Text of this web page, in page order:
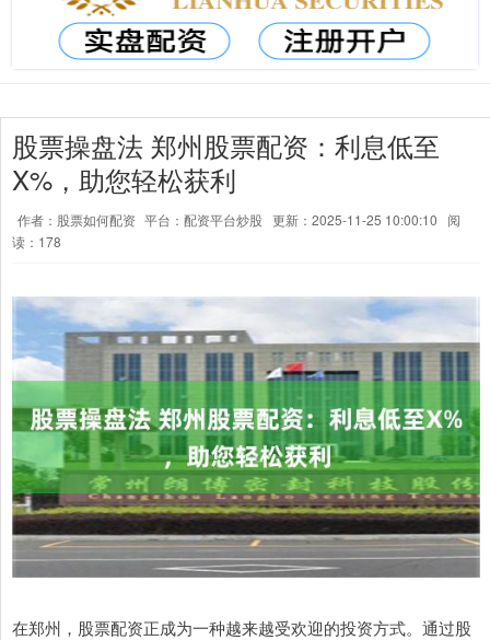
股票操盘法 郑州股票配资：利息低至
X%，助您轻松获利
作者：股票如何配资 平台：配资平台炒股 更新：2025-11-25 10:00:10
阅
读：178
在郑州，股票配资正成为一种越来越受欢迎的投资方式。通过股